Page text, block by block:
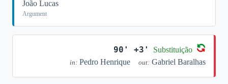
João Lucas
Argument
90' +3' Substituição
in: Pedro Henrique out: Gabriel Baralhas